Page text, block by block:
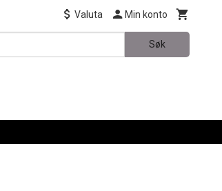
Valuta Min konto
Søk